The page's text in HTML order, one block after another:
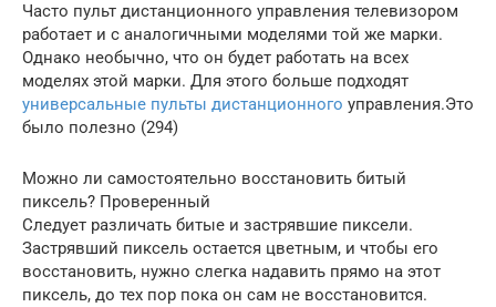
Часто пульт дистанционного управления телевизором
работает и с аналогичными моделями той же марки.
Однако необычно, что он будет работать на всех
моделях этой марки. Для этого больше подходят
универсальные пульты дистанционного управления.Это
было полезно (294)
Можно ли самостоятельно восстановить битый
пиксель? Проверенный
Следует различать битые и застрявшие пиксели.
Застрявший пиксель остается цветным, и чтобы его
восстановить, нужно слегка надавить прямо на этот
пиксель, до тех пор пока он сам не восстановится.